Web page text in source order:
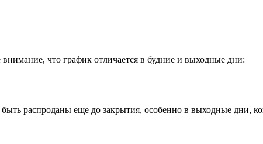
что график отличается в будние и выходные дни:
распроданы еще до закрытия, особенно в выходные дни,